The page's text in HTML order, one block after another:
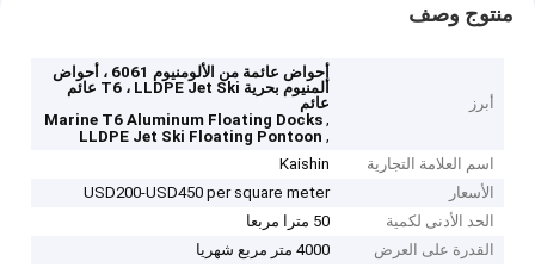
منتوج وصف
أبرز
أحواض عائمة من الألومنيوم 6061 ، أحواض
ألمنيوم بحرية T6 ، LLDPE Jet Ski عائم
عائم
,
Marine T6 Aluminum Floating Docks
,
LLDPE Jet Ski Floating Pontoon
اسم العلامة التجارية
Kaishin
الأسعار
USD200-USD450 per square meter
الحد الأدنى لكمية
50 مترا مربعا
القدرة على العرض
4000 متر مربع شهريا